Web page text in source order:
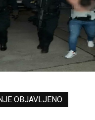
OBJAVLJENO